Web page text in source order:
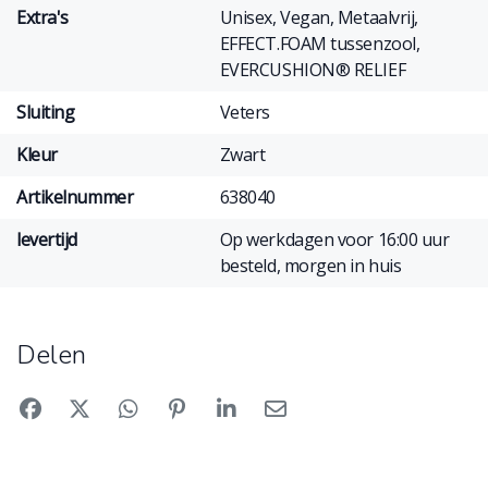
Extra's
Unisex, Vegan, Metaalvrij,
EFFECT.FOAM tussenzool,
EVERCUSHION® RELIEF
Sluiting
Veters
Kleur
Zwart
Artikelnummer
638040
levertijd
Op werkdagen voor 16:00 uur
besteld, morgen in huis
Delen